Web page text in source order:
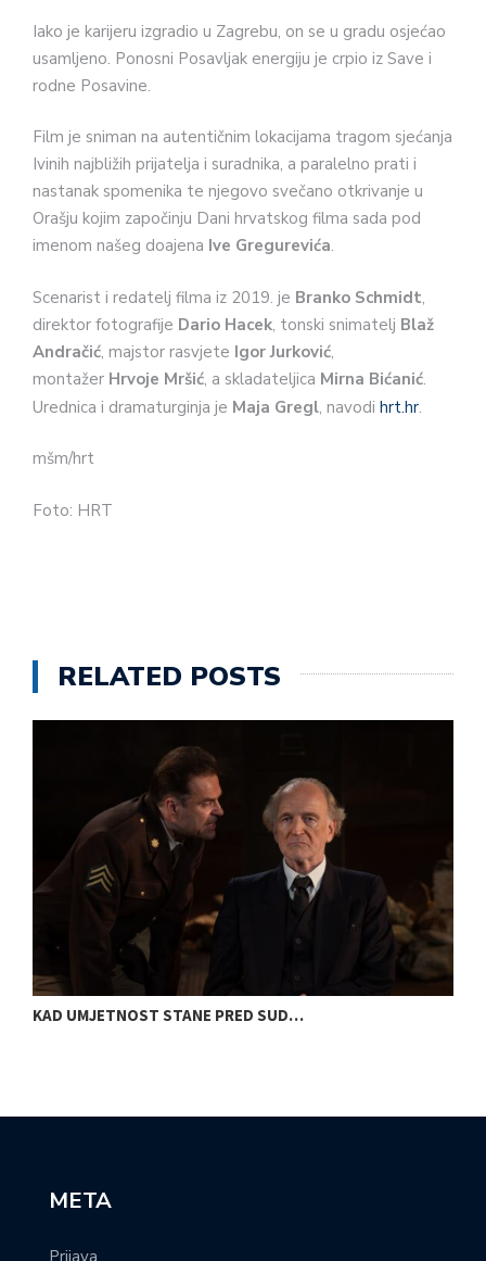
Iako je karijeru izgradio u Zagrebu, on se u gradu osjećao
usamljeno. Ponosni Posavljak energiju je crpio iz Save i
rodne Posavine.
Film je sniman na autentičnim lokacijama tragom sjećanja
Ivinih najbližih prijatelja i suradnika, a paralelno prati i
nastanak spomenika te njegovo svečano otkrivanje u
Orašju kojim započinju Dani hrvatskog filma sada pod
imenom našeg doajena Ive Gregurevića.
Scenarist i redatelj filma iz 2019. je Branko Schmidt,
direktor fotografije Dario Hacek, tonski snimatelj Blaž
Andračić, majstor rasvjete Igor Jurković,
montažer Hrvoje Mršić, a skladateljica Mirna Bićanić.
Urednica i dramaturginja je Maja Gregl, navodi hrt.hr.
mšm/hrt
Foto: HRT
RELATED POSTS
KAD UMJETNOST STANE PRED SUD…
META